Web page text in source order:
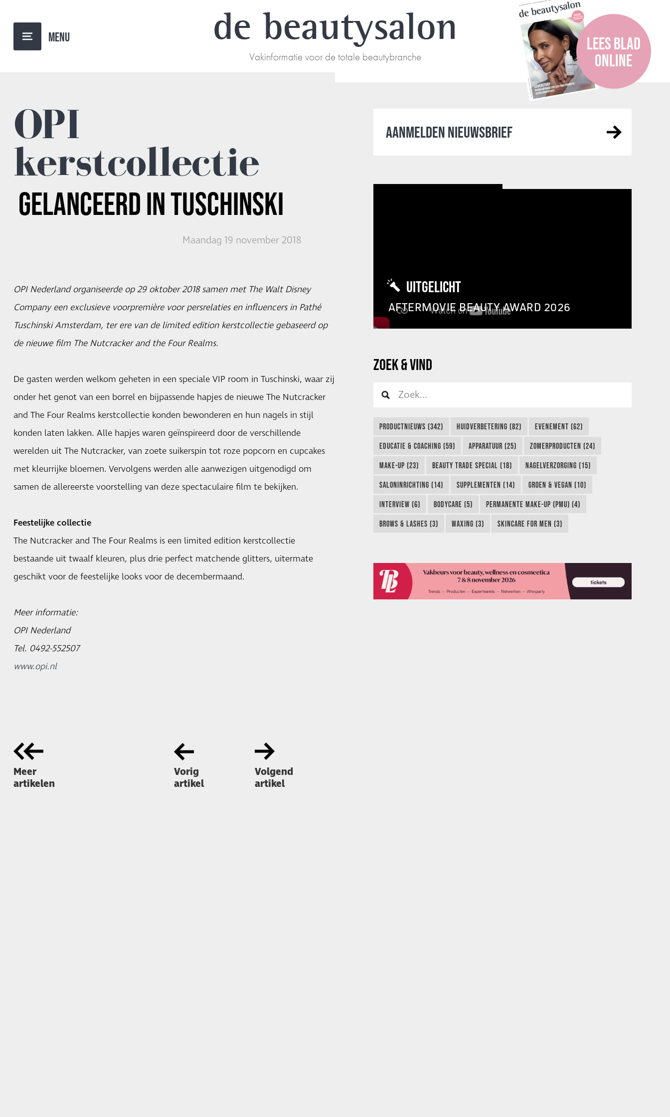
de beautysalon
Vakinformatie voor de totale beautybranche
LEES BLAD
ONLINE
OPI
kerstcollectie
GELANCEERD INTUSCHINSKI
Maandag 19 november 2018
OPI Nederland organiseerde op 29 oktober 2018 samen met The Walt Disney
Company een exclusieve voorpremière voor persrelaties en influencers in Pathé
Tuschinski Amsterdam, ter ere van de limited edition kerstcollectie gebaseerd op
de nieuwe film The Nutcracker and the Four Realms.
De gasten werden welkom geheten in een speciale VIP room in Tuschinski, waar zij
onder het genot van een borrel en bijpassende hapjes de nieuwe The Nutcracker
and The Four Realms kerstcollectie konden bewonderen en hun nagels in stijl
konden laten lakken. Alle hapjes waren geïnspireerd door de verschillende
werelden uit The Nutcracker, van zoete suikerspin tot roze popcorn en cupcakes
met kleurrijke bloemen. Vervolgens werden alle aanwezigen uitgenodigd om
samen de allereerste voorstelling van deze spectaculaire film te bekijken.
Feestelijke collectie
The Nutcracker and The Four Realms is een limited edition kerstcollectie
bestaande uit twaalf kleuren, plus drie perfect matchende glitters, uitermate
geschikt voor de feestelijke looks voor de decembermaand.
Meer informatie:
OPI Nederland
Tel. 0492-552507
www.opi.nl
Meer
artikelen
Vorig
artikel
Volgend
artikel
AANMELDEN NIEUWSBRIEF
UITGELICHT
AFTERMOVIE BEAUTY AWARD 2026
ZOEK & VIND
PRODUCTNIEUWS (342) HUIDVERBETERING (82) EVENEMENT (62)
EDUCATIE & COACHING (59) APPARATUUR (25) ZOMERPRODUCTEN (24)
MAKE-UP (23) BEAUTY TRADE SPECIAL (18) NAGELVERZORGING (15)
SALONINRICHTING (14) SUPPLEMENTEN (14) GROEN & VEGAN (10)
INTERVIEW (6) BODYCARE (5) PERMANENTE MAKE-UP (PMU) (4)
BROWS & LASHES (3) WAXING (3) SKINCARE FOR MEN (3)